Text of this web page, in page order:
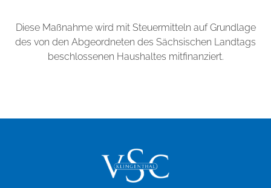
Diese Maßnahme wird mit Steuermitteln auf Grundlage
des von den Abgeordneten des Sächsischen Landtags
beschlossenen Haushaltes mitfinanziert.